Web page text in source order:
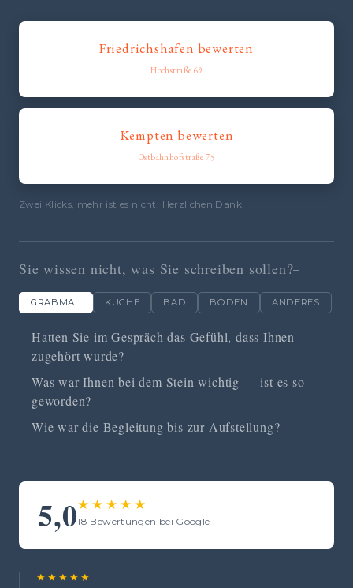
Friedrichshafen bewerten
Hochstraße 69
Kempten bewerten
Ostbahnhofstraße 75
Zwei Klicks, mehr ist es nicht. Herzlichen Dank!
Sie wissen nicht, was Sie schreiben sollen?
GRABMAL KÜCHE BAD BODEN ANDERES
Hatten Sie im Gespräch das Gefühl, dass Ihnen
zugehört wurde?
Was war Ihnen bei dem Stein wichtig — ist es so
geworden?
Wie war die Begleitung bis zur Aufstellung?
5,0★★★★★
18 Bewertungen bei Google
★★★★★